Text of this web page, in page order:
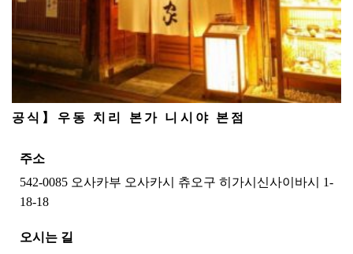
공식】우동 치리 본가 니시야 본점
주소
542-0085 오사카부 오사카시 츄오구 히가시신사이바시 1-
18-18
오시는 길